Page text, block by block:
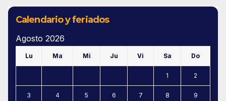
Calendario y feriados
Agosto 2026
Lu Ma Mi Ju Vi Sa Do
1 2
3 4 5 6 7 8 9